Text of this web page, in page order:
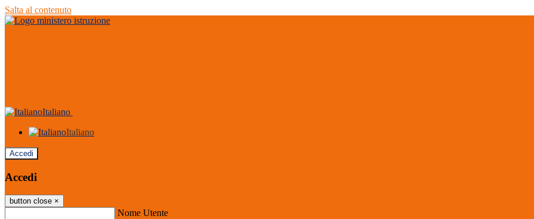
Salta al contenuto
Italiano
Italiano
Accedi
Accedi
button close ×
Nome Utente